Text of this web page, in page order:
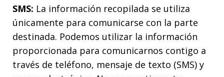
SMS: La información recopilada se utiliza
únicamente para comunicarse con la parte
destinada. Podemos utilizar la información
proporcionada para comunicarnos contigo a
través de teléfono, mensaje de texto (SMS) y